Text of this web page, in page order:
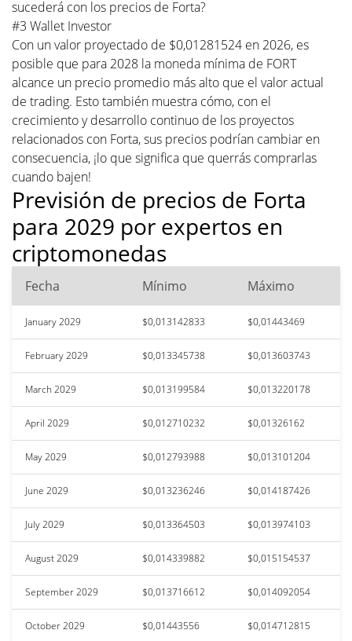
sucederá con los precios de Forta?
#3 Wallet Investor
Con un valor proyectado de $0,01281524 en 2026, es
posible que para 2028 la moneda mínima de FORT
alcance un precio promedio más alto que el valor actual
de trading. Esto también muestra cómo, con el
crecimiento y desarrollo continuo de los proyectos
relacionados con Forta, sus precios podrían cambiar en
consecuencia, ¡lo que significa que querrás comprarlas
cuando bajen!
Previsión de precios de Forta
para 2029 por expertos en
criptomonedas
Fecha Mínimo Máximo
January 2029 $0,013142833 $0,01443469
February 2029 $0,013345738 $0,013603743
March 2029 $0,013199584 $0,013220178
April 2029 $0,012710232 $0,01326162
May 2029 $0,012793988 $0,013101204
June 2029 $0,013236246 $0,014187426
July 2029 $0,013364503 $0,013974103
August 2029 $0,014339882 $0,015154537
September 2029 $0,013716612 $0,014092054
October 2029 $0,01443556 $0,014712815